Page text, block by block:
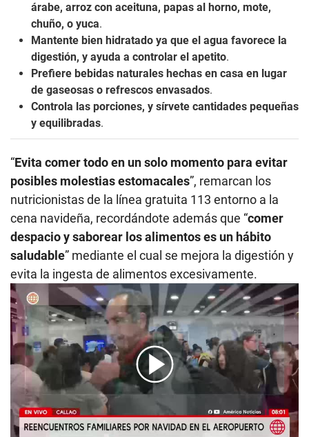
árabe, arroz con aceituna, papas al horno, mote,
chuño, o yuca.
Mantente bien hidratado ya que el agua favorece la
digestión, y ayuda a controlar el apetito.
Prefiere bebidas naturales hechas en casa en lugar
de gaseosas o refrescos envasados.
Controla las porciones, y sírvete cantidades pequeñas
y equilibradas.
“Evita comer todo en un solo momento para evitar
posibles molestias estomacales”, remarcan los
nutricionistas de la línea gratuita 113 entorno a la
cena navideña, recordándote además que “comer
despacio y saborear los alimentos es un hábito
saludable” mediante el cual se mejora la digestión y
evita la ingesta de alimentos excesivamente.
00:00/ 05:39